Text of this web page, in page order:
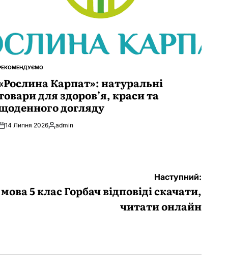
Карпат»: натуральні
для здоров’я, краси та
догляду
14 Липня 2026Опубліковано
admin
Наступний:
5 клас Горбач відповіді скачати,
читати онлайн